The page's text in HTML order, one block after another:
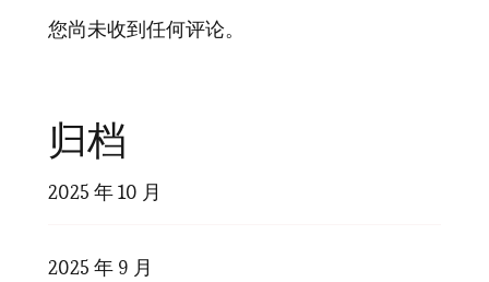
您尚未收到任何评论。
归档
2025 年 10 月
2025 年 9 月